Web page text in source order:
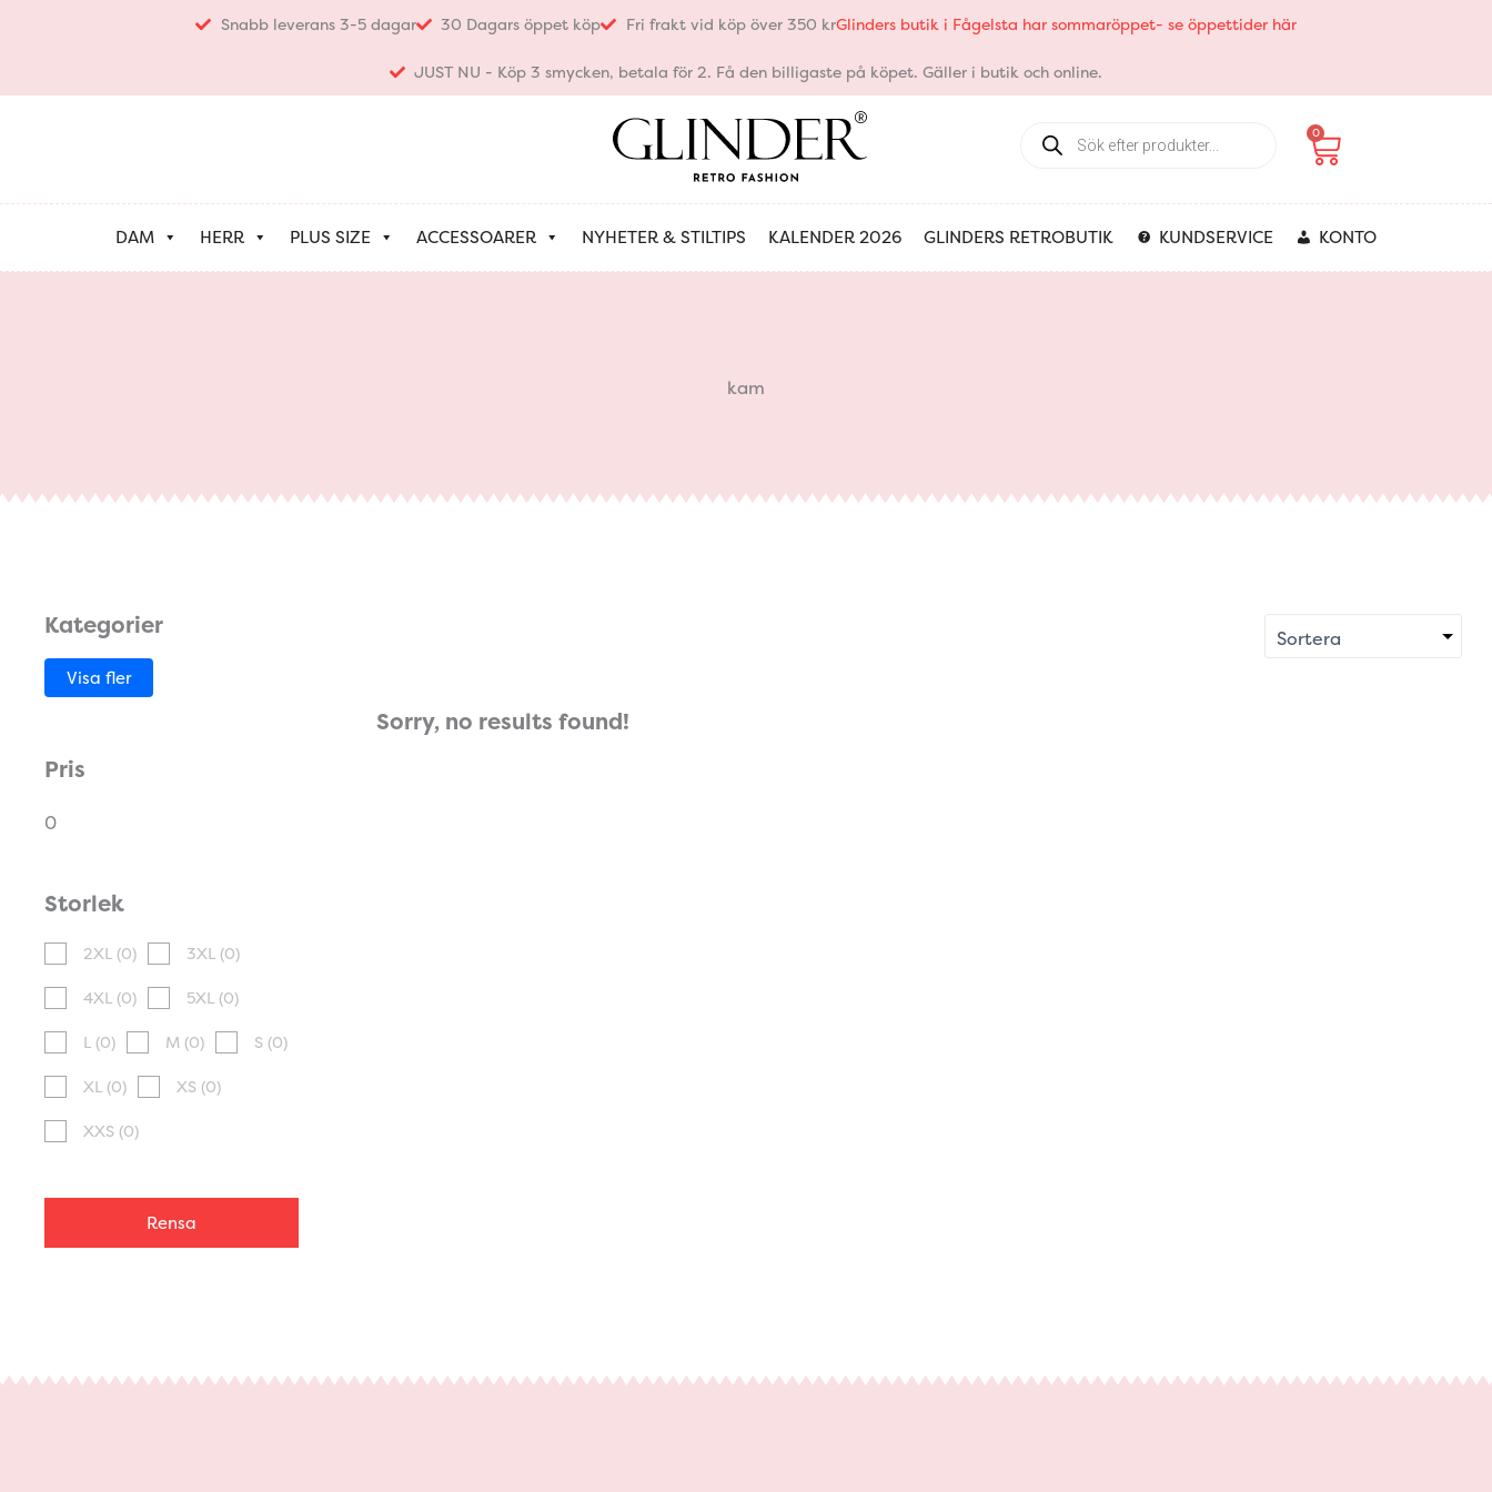
Snabb leverans 3-5 dagar 30 Dagars öppet köp Fri frakt vid köp över 350 krGlinders butik i Fågelsta har sommaröppet- se öppettider här
JUST NU - Köp 3 smycken, betala för 2. Få den billigaste på köpet. Gäller i butik och online.
search
0
Varukorg
DAM HERR PLUS SIZE ACCESSOARER NYHETER & STILTIPS KALENDER 2026 GLINDERS RETROBUTIK KUNDSERVICE KONTO
kam
Kategorier
Visa fler
Pris
0
Storlek
2XL (0) 3XL (0)
4XL (0) 5XL (0)
L (0) M (0) S (0)
XL (0) XS (0)
XXS (0)
Rensa
Sorry, no results found!